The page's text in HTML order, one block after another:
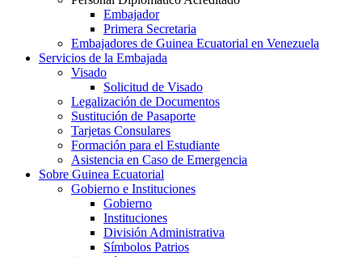
Embajador
Primera Secretaria
Embajadores de Guinea Ecuatorial en Venezuela
Servicios de la Embajada
Visado
Solicitud de Visado
Legalización de Documentos
Sustitución de Pasaporte
Tarjetas Consulares
Formación para el Estudiante
Asistencia en Caso de Emergencia
Sobre Guinea Ecuatorial
Gobierno e Instituciones
Gobierno
Instituciones
División Administrativa
Símbolos Patrios